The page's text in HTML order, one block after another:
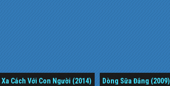
Xa Cách Với Con Người (2014) Dòng Sữa Đắng (2009)